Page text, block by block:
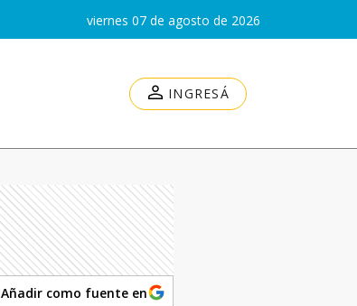
viernes 07 de agosto de 2026
INGRESÁ
Añadir como fuente en